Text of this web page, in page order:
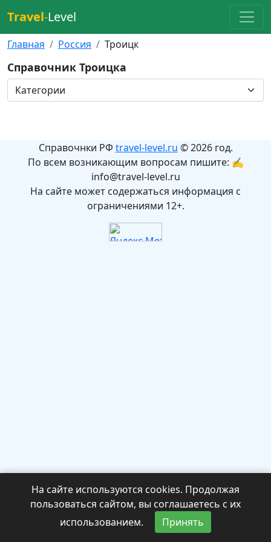
Travel-Level
Главная Россия Троицк
Справочник Троицка
Справочнки РФ travel-level.ru © 2026 год.
По всем возникающим вопросам пишите: ✍
info@travel-level.ru
На сайте может содержаться информация с
ограничениями 12+.
На сайте используются cookies. Продолжая
пользоваться сайтом, вы соглашаетесь с их
использованием.
Принять